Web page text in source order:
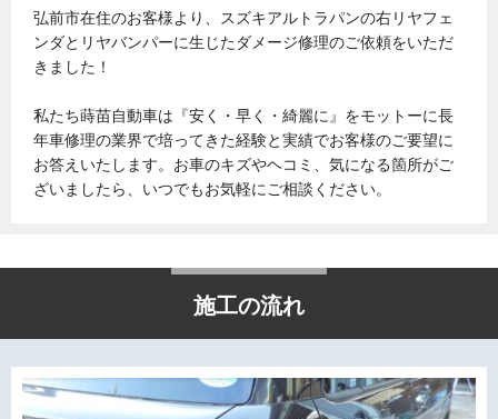
弘前市在住のお客様より、スズキアルトラパンの右リヤフェ
ンダとリヤバンパーに生じたダメージ修理のご依頼をいただ
きました！
私たち蒔苗自動車は『安く・早く・綺麗に』をモットーに長
年車修理の業界で培ってきた経験と実績でお客様のご要望に
お答えいたします。お車のキズやヘコミ、気になる箇所がご
ざいましたら、いつでもお気軽にご相談ください。
施工の流れ